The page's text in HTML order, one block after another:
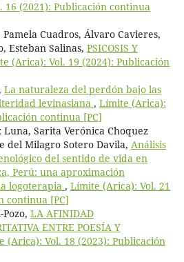
16 (2021): Publicación continua
Cuadros, Álvaro Cavieres,
Esteban Salinas, PSICOSIS Y
(Arica): Vol. 19 (2024): Publicación
La naturaleza del perdón bajo las
levinasiana , Límite (Arica):
continua [PC]
Luna, Sarita Verónica Choquez
del Milagro Sotero Davila, Análisis
del sentido de vida en
Perú: una aproximación
logoterapia , Límite (Arica): Vol. 21
continua [PC]
LA AFINIDAD
ENTRE POESÍA Y
(Arica): Vol. 18 (2023): Publicación